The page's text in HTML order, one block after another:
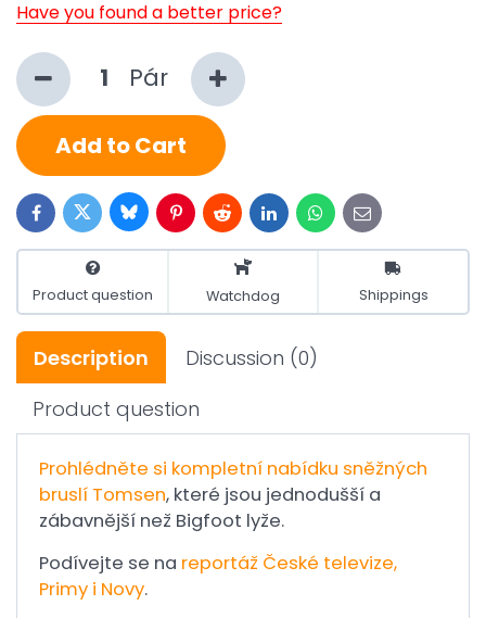
Have you found a better price?
Pár
Add to Cart
FacebookTwitterBlueskyPinterestRedditLinkedInWhatsApp
E-
mail
Product question Watchdog Shippings
Description Discussion (0)
Product question
Prohlédněte si kompletní nabídku sněžných
bruslí Tomsen, které jsou jednodušší a
zábavnější než Bigfoot lyže.
Podívejte se na reportáž České televize,
Primy i Novy.